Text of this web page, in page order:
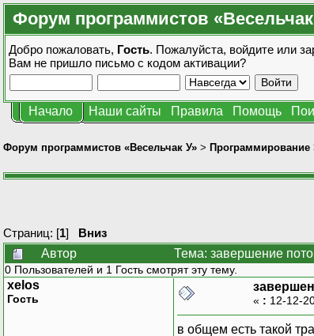
Форум программистов
Добро пожаловать, Гость. Пожалуйста, войдите или
Вам не пришло письмо с кодом активации?
Начало Наши сайты Правила Помощь
Форум программистов «Весельчак У» > Программирование
Страниц: [1] Вниз
Автор
Тема: завершение
0 Пользователей и 1 Гость смотрят эту тему.
xelos
Гость « : 12-12-
в общем есть такой